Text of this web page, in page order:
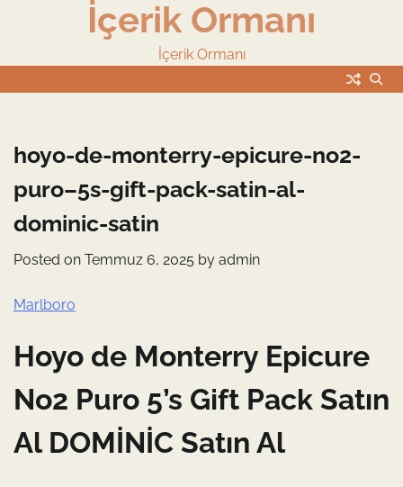
İçerik Ormanı
İçerik Ormanı
hoyo-de-monterry-epicure-no2-
puro–5s-gift-pack-satin-al-
dominic-satin
Posted on Temmuz 6, 2025 by admin
Marlboro
Hoyo de Monterry Epicure
No2 Puro 5’s Gift Pack Satın
Al DOMİNİC Satın Al